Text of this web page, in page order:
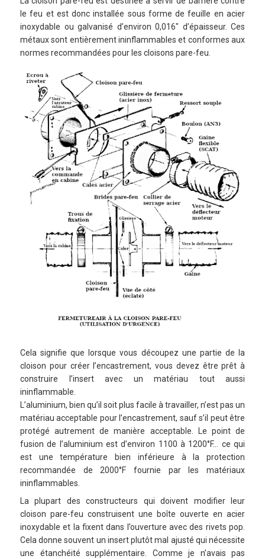
le feu et est donc installée sous forme de feuille en acier
inoxydable ou galvanisé d’environ 0,016″ d’épaisseur. Ces
métaux sont entièrement ininflammables et conformes aux
normes recommandées pour les cloisons pare-feu.
Cela signifie que lorsque vous découpez une partie de la
cloison pour créer l’encastrement, vous devez être prêt à
construire l’insert avec un matériau tout aussi
ininflammable.
L’aluminium, bien qu’il soit plus facile à travailler, n’est pas un
matériau acceptable pour l’encastrement, sauf s’il peut être
protégé autrement de manière acceptable. Le point de
fusion de l’aluminium est d’environ 1100 à 1200°F… ce qui
est une température bien inférieure à la protection
recommandée de 2000°F fournie par les matériaux
ininflammables.
La plupart des constructeurs qui doivent modifier leur
cloison pare-feu construisent une boîte ouverte en acier
inoxydable et la fixent dans l’ouverture avec des rivets pop.
Cela donne souvent un insert plutôt mal ajusté qui nécessite
une étanchéité supplémentaire. Comme je n’avais pas